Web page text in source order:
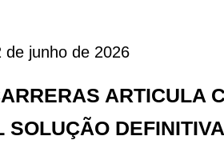
de junho de 2026
ARTICULA
SOLUÇÃO